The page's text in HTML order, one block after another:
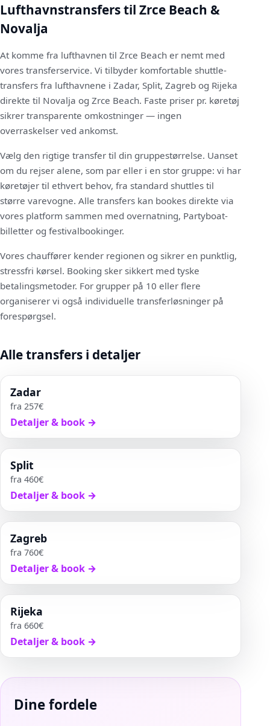
Lufthavnstransfers til Zrce Beach &
Novalja
At komme fra lufthavnen til Zrce Beach er nemt med
vores transferservice. Vi tilbyder komfortable shuttle-
transfers fra lufthavnene i Zadar, Split, Zagreb og Rijeka
direkte til Novalja og Zrce Beach. Faste priser pr. køretøj
sikrer transparente omkostninger — ingen
overraskelser ved ankomst.
Vælg den rigtige transfer til din gruppestørrelse. Uanset
om du rejser alene, som par eller i en stor gruppe: vi har
køretøjer til ethvert behov, fra standard shuttles til
større varevogne. Alle transfers kan bookes direkte via
vores platform sammen med overnatning, Partyboat-
billetter og festivalbookinger.
Vores chauffører kender regionen og sikrer en punktlig,
stressfri kørsel. Booking sker sikkert med tyske
betalingsmetoder. For grupper på 10 eller flere
organiserer vi også individuelle transferløsninger på
forespørgsel.
Alle transfers i detaljer
Zadar
fra 257€
Detaljer & book →
Split
fra 460€
Detaljer & book →
Zagreb
fra 760€
Detaljer & book →
Rijeka
fra 660€
Detaljer & book →
Dine fordele